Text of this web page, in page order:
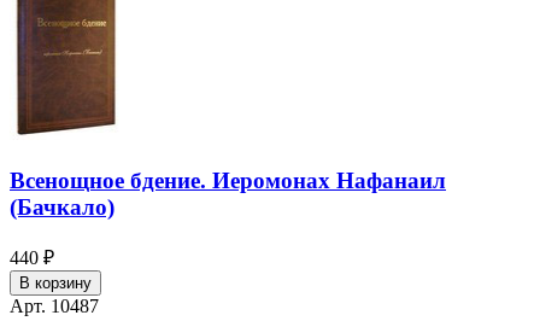
Всенощное бдение. Иеромонах Нафанаил
(Бачкало)
440 ₽
В корзину
Арт. 10487